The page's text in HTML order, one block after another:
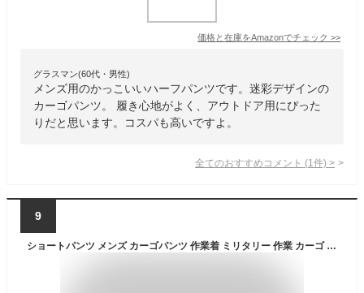
価格と在庫をAmazonでチェック >>
グラスマン(60代・男性)
メンズ用のかっこいいハーフパンツです。迷彩デザインの
カーゴパンツ。 履き心地がよく、アウトドア用にぴった
りだと思います。コスパも高いですよ。
全てのおすすめコメント (1 件) >
9
ショートパンツ メンズ カーゴパンツ 作業着 ミリタリー 作業 カーゴ ハーフパンツ ボトムス カーゴショートパンツ カーゴショーツ チノパン ゴルフ パンツ 夏用 ワークパンツ 作業ズボン 半パン カジュアル キャンプ アウトドア 送料無料